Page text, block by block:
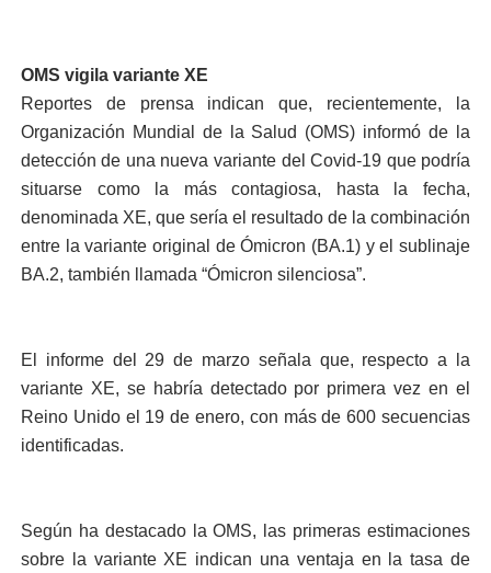
OMS vigila variante XE
Reportes de prensa indi­can que, recientemente, la
Organización Mundial de la Salud (OMS) informó de la
detección de una nue­va variante del Covid-19 que podría
situarse como la más contagiosa, hasta la fecha,
denominada XE, que sería el resultado de la combinación
entre la va­riante original de Ómicron (BA.1) y el sublinaje
BA.2, también llamada “Ómicron silenciosa”.
El informe del 29 de marzo señala que, respecto a la
variante XE, se habría detectado por primera vez en el
Reino Unido el 19 de enero, con más de 600 se­cuencias
identificadas.
Según ha destacado la OMS, las primeras estima­ciones
sobre la variante XE indican una ventaja en la tasa de